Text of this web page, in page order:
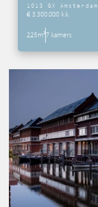
1013 GX Amsterdam
€ 3.300.000 k.k.
225m²7 kamers